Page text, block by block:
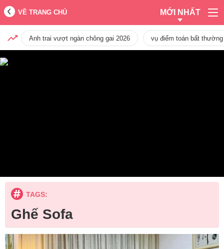
VỀ TRANG CHỦ MỚI NHẤT
Anh trai vượt ngàn chông gai 2026 vụ điểm toán bất
TAGS:
Ghế Sofa